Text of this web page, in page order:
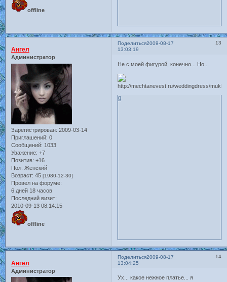
offline
Поделиться 13
2009-08-17
13:03:19
Ангел
Администратор
Зарегистрирован: 2009-03-14
Приглашений: 0
Сообщений: 1033
Уважение: +7
Позитив: +16
Пол: Женский
Возраст: 45 [1980-12-30]
Провел на форуме:
6 дней 18 часов
Последний визит:
2010-09-13 08:14:15
offline
Не с моей фигурой, конечно... Но...
0
Поделиться 14
2009-08-17
13:04:25
Ангел
Администратор
Ух... какое нежное платье... я